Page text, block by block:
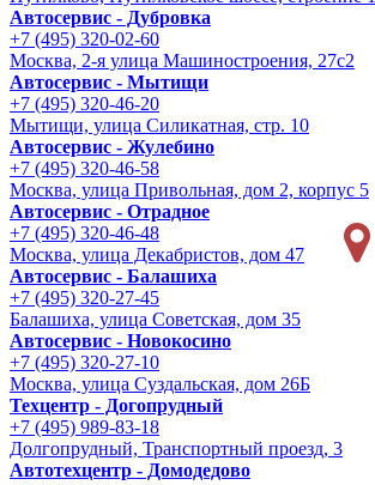
Автосервис - Дубровка
+7 (495) 320-02-60
Москва, 2-я улица Машиностроения, 27с2
Автосервис - Мытищи
+7 (495) 320-46-20
Мытищи, улица Силикатная, стр. 10
Автосервис - Жулебино
+7 (495) 320-46-58
Москва, улица Привольная, дом 2, корпус 5
Автосервис - Отрадное
+7 (495) 320-46-48
Москва, улица Декабристов, дом 47
Автосервис - Балашиха
+7 (495) 320-27-45
Балашиха, улица Советская, дом 35
Автосервис - Новокосино
+7 (495) 320-27-10
Москва, улица Суздальская, дом 26Б
Техцентр - Догопрудный
+7 (495) 989-83-18
Долгопрудный, Транспортный проезд, 3
Автотехцентр - Домодедово